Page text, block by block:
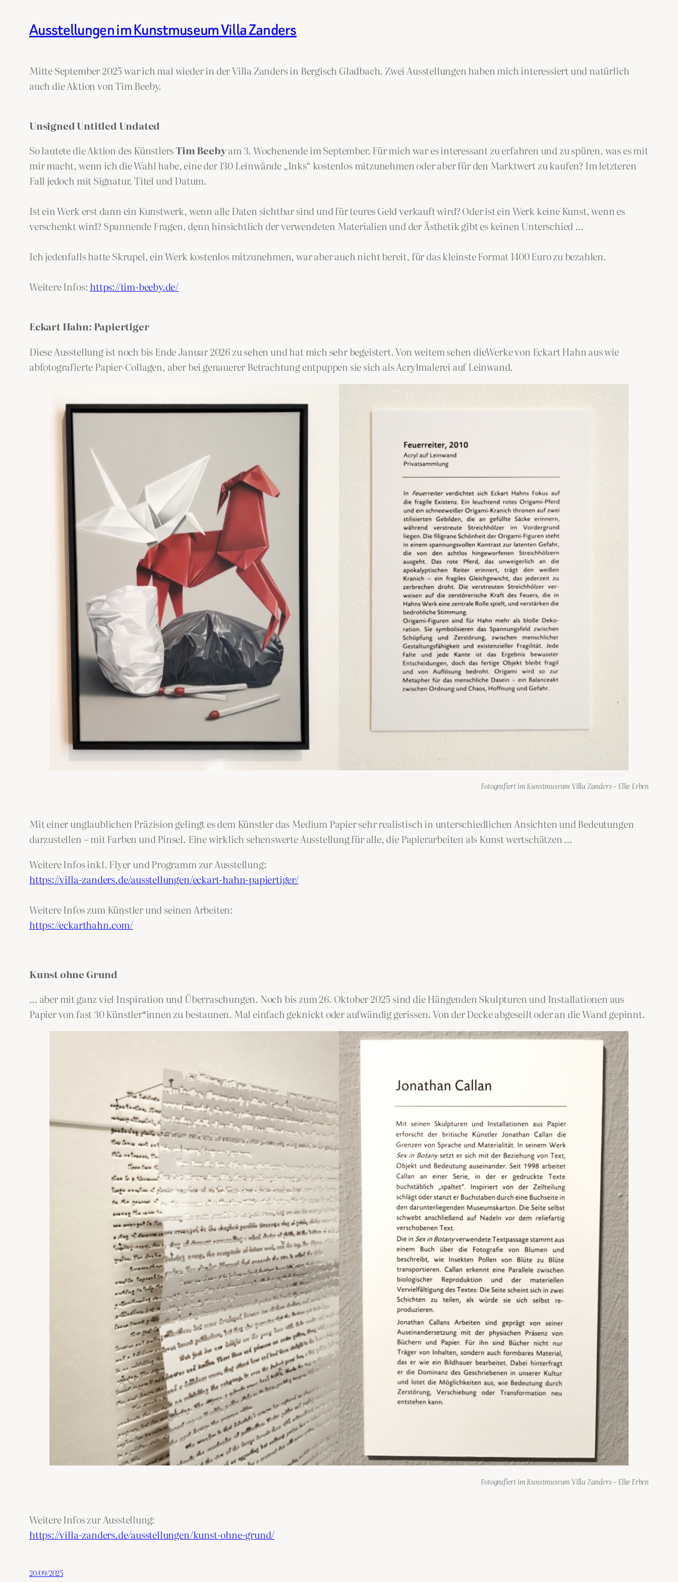
Ausstellungen im Kunstmuseum Villa Zanders
Mitte September 2025 war ich mal wieder in der Villa Zanders in Bergisch Gladbach. Zwei Ausstellungen haben mich interessiert und natürlich
auch die Aktion von Tim Beeby.
Unsigned Untitled Undated
So lautete die Aktion des KünstlersTim Beebyam 3. Wochenende im September. Für mich war es interessant zu erfahren und zu spüren, was es mit
mir macht, wenn ich die Wahl habe, eine der 130 Leinwände „Inks“ kostenlos mitzunehmen oder aber für den Marktwert zu kaufen? Im letzteren
Fall jedoch mit Signatur, Titel und Datum.
Ist ein Werk erst dann ein Kunstwerk, wenn alle Daten sichtbar sind und für teures Geld verkauft wird? Oder ist ein Werk keine Kunst, wenn es
verschenkt wird? Spannende Fragen, denn hinsichtlich der verwendeten Materialien und der Ästhetik gibt es keinen Unterschied …
Ich jedenfalls hatte Skrupel, ein Werk kostenlos mitzunehmen, war aber auch nicht bereit, für das kleinste Format 1400 Euro zu bezahlen.
Weitere Infos:https://tim-beeby.de/
Eckart Hahn: Papiertiger
Diese Ausstellung ist noch bis Ende Januar 2026 zu sehen und hat mich sehr begeistert. Von weitem sehen dieWerke von Eckart Hahn aus wie
abfotografierte Papier-Collagen, aber bei genauerer Betrachtung entpuppen sie sich als Acrylmalerei auf Leinwand.
Fotografiert im Kunstmuseum Villa Zanders – Elke Erben
Mit einer unglaublichen Präzision gelingt es dem Künstler das Medium Papier sehr realistisch in unterschiedlichen Ansichten und Bedeutungen
darzustellen – mit Farben und Pinsel. Eine wirklich sehenswerte Ausstellung für alle, die Papierarbeiten als Kunst wertschätzen …
Weitere Infos inkl. Flyer und Programm zur Ausstellung:
https://villa-zanders.de/ausstellungen/eckart-hahn-papiertiger/
Weitere Infos zum Künstler und seinen Arbeiten:
https://eckarthahn.com/
Kunst ohne Grund
… aber mit ganz viel Inspiration und Überraschungen. Noch bis zum 26. Oktober 2025 sind die Hängenden Skulpturen und Installationen aus
Papier von fast 30 Künstler*innen zu bestaunen. Mal einfach geknickt oder aufwändig gerissen. Von der Decke abgeseilt oder an die Wand gepinnt.
Fotografiert im Kunstmuseum Villa Zanders – Elke Erben
Weitere Infos zur Ausstellung:
https://villa-zanders.de/ausstellungen/kunst-ohne-grund/
20/09/2025